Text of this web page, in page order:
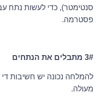
סנטימטר), כדי לעשות נתח
פסטרמה.
3# מתבלים את הנתחים
להמלחה נכונה יש חשיבות די
מעולה.